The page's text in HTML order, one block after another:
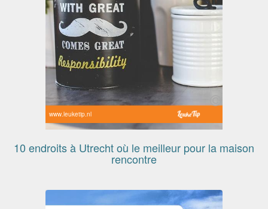
www.leuketip.nl
10 endroits à Utrecht où le meilleur pour la maison
rencontre